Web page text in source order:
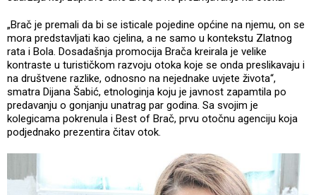
„Brač je premali da bi se isticale pojedine općine na njemu, on se
mora predstavljati kao cjelina, a ne samo u kontekstu Zlatnog
rata i Bola. Dosadašnja promocija Brača kreirala je velike
kontraste u turističkom razvoju otoka koje se onda preslikavaju i
na društvene razlike, odnosno na nejednake uvjete života“,
smatra Dijana Šabić, etnologinja koju je javnost zapamtila po
predavanju o gonjanju unatrag par godina. Sa svojim je
kolegicama pokrenula i Best of Brač, prvu otočnu agenciju koja
podjednako prezentira čitav otok.